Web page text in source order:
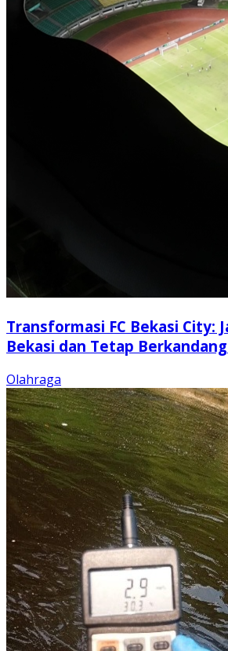
Transformasi FC Bekasi City:
Bekasi dan Tetap
Olahraga